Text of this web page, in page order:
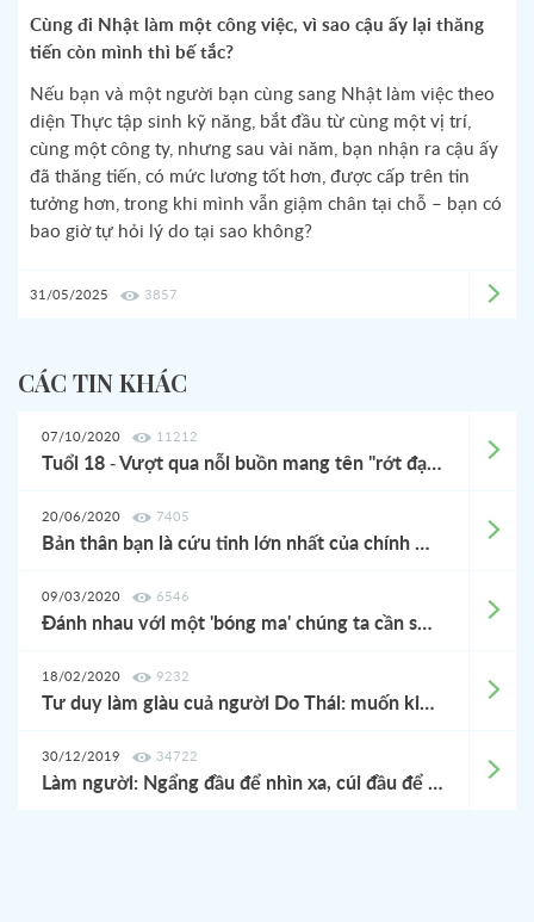
Cùng đi Nhật làm một công việc, vì sao cậu ấy lại thăng
tiến còn mình thì bế tắc?
Nếu bạn và một người bạn cùng sang Nhật làm việc theo
diện Thực tập sinh kỹ năng, bắt đầu từ cùng một vị trí,
cùng một công ty, nhưng sau vài năm, bạn nhận ra cậu ấy
đã thăng tiến, có mức lương tốt hơn, được cấp trên tin
tưởng hơn, trong khi mình vẫn giậm chân tại chỗ – bạn có
bao giờ tự hỏi lý do tại sao không?
31/05/2025 3857
CÁC TIN KHÁC
07/10/2020 11212
Tuổi 18 - Vượt qua nỗi buồn mang tên "rớt đại học"
20/06/2020 7405
Bản thân bạn là cứu tinh lớn nhất của chính mình: Không vượt lên, bạn sẽ trượt chân xuống hố sâu không lối thoát
09/03/2020 6546
Đánh nhau với một 'bóng ma' chúng ta cần sự BÌNH TĨNH... Tổ quốc này chưa bao giờ bỏ công dân ở phía sau!
18/02/2020 9232
Tư duy làm giàu cuả người Do Thái: muốn kiếm được nhiều tiền, có một thứ còn quan trọng hơn cả chăm chỉ
30/12/2019 34722
Làm người: Ngẩng đầu để nhìn xa, cúi đầu để thanh tỉnh